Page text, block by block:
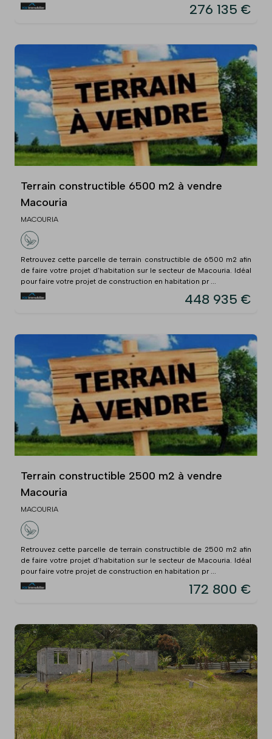
276 135 €
Terrain constructible 6500 m2 à vendre
Macouria
MACOURIA
Retrouvez cette parcelle de terrain constructible de 6500 m2 afin
de faire votre projet d'habitation sur le secteur de Macouria. Idéal
pour faire votre projet de construction en habitation pr ...
448 935 €
Terrain constructible 2500 m2 à vendre
Macouria
MACOURIA
Retrouvez cette parcelle de terrain constructible de 2500 m2 afin
de faire votre projet d'habitation sur le secteur de Macouria. Idéal
pour faire votre projet de construction en habitation pr ...
172 800 €